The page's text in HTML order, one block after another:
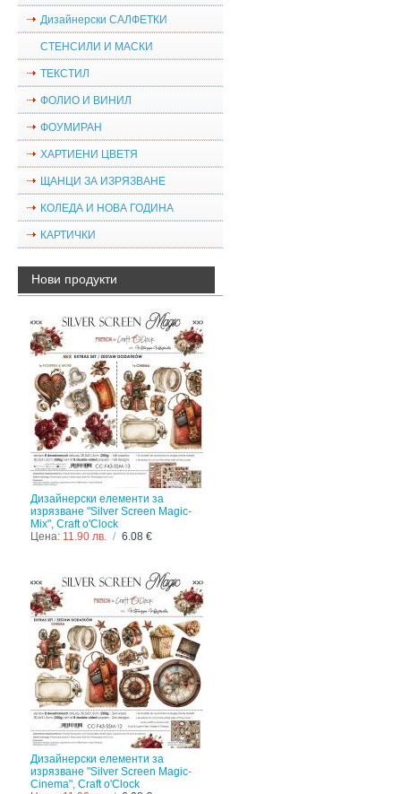
Дизайнерски САЛФЕТКИ
СТЕНСИЛИ И МАСКИ
ТЕКСТИЛ
ФОЛИО И ВИНИЛ
ФОУМИРАН
ХАРТИЕНИ ЦВЕТЯ
ЩАНЦИ ЗА ИЗРЯЗВАНЕ
КОЛЕДА И НОВА ГОДИНА
КАРТИЧКИ
Нови продукти
Дизайнерски елементи за
изрязване "Silver Screen Magic-
Mix", Craft o'Clock
Цена: 11.90 лв. / 6.08 €
Дизайнерски елементи за
изрязване "Silver Screen Magic-
Cinema", Craft o'Clock